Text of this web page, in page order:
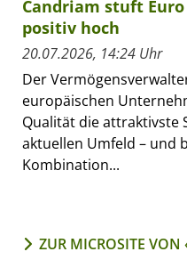
Candriam stuft
positiv hoch
20.07.2026, 14:24 Uhr
Der
europäischen
Qualität die attraktivste
aktuellen Umfeld – und
Kombination...
ZUR MICROSITE